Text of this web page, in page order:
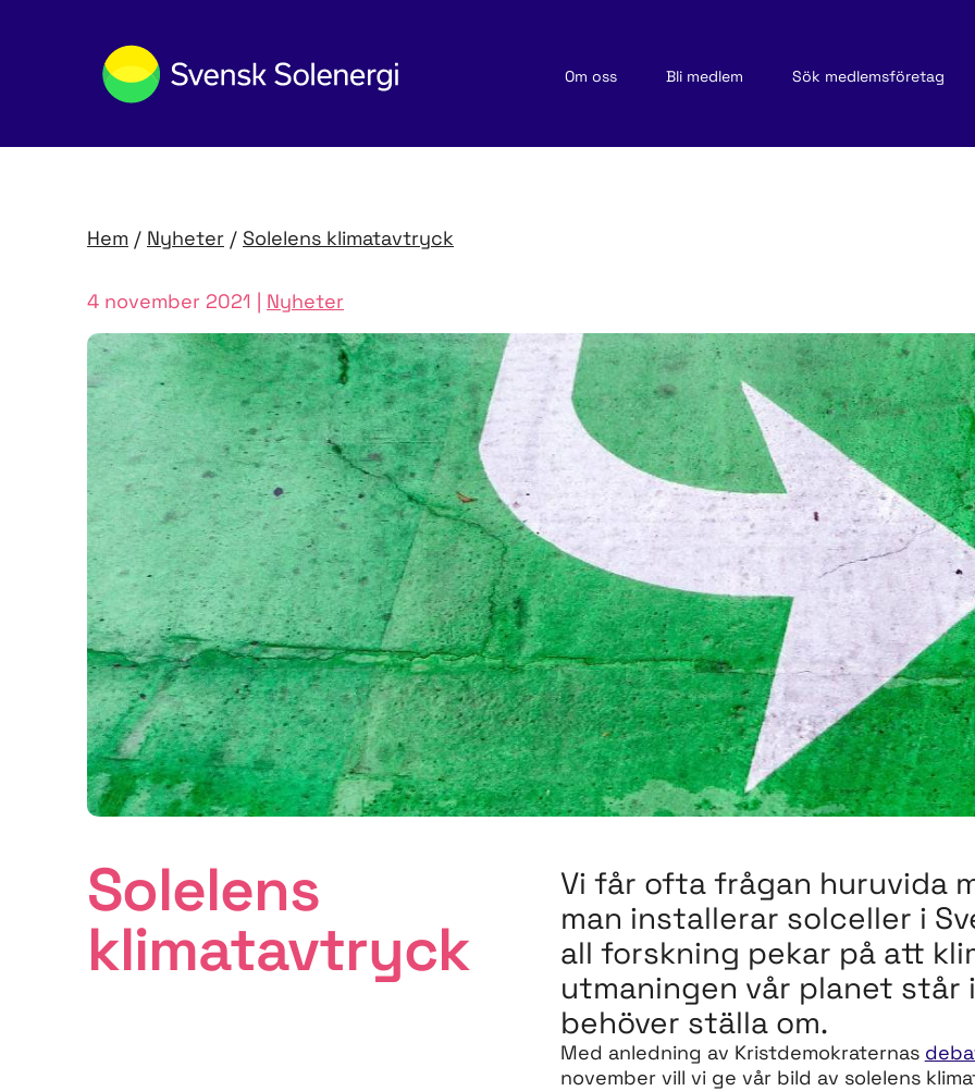
Om oss Bli medlem Sök medlemsföretag
Hem / Nyheter / Solelens klimatavtryck
4 november 2021 | Nyheter
Solelens
klimatavtryck
Vi får ofta frågan huruvida
man installerar solceller i
all forskning pekar på att
utmaningen vår planet står
behöver ställa om.
Med anledning av Kristdemokraternas
november vill vi ge vår bild av solelens